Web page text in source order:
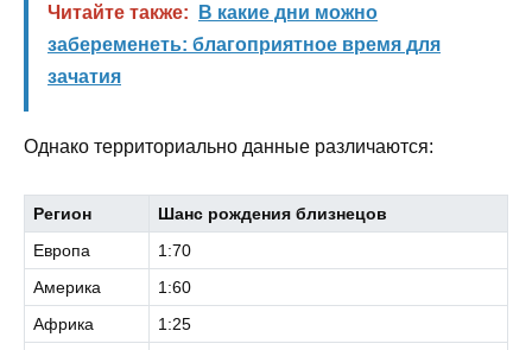
Читайте также:
В какие дни можно
забеременеть: благоприятное время для
зачатия
Однако территориально данные различаются:
Регион
Шанс рождения близнецов
Европа
1:70
Америка
1:60
Африка
1:25